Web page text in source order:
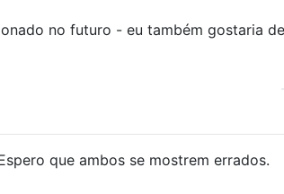
no futuro - eu também gostaria
que ambos se mostrem errados.